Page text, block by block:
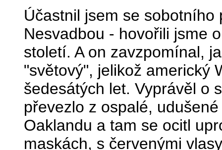
Účastnil jsem se
Nesvadbou - hovořili jsme
století. A on zavzpomínal,
"světový", jelikož americký
šedesátých let. Vyprávěl o
převezlo z ospalé,
Oaklandu a tam se ocitl
maskách, s červenými